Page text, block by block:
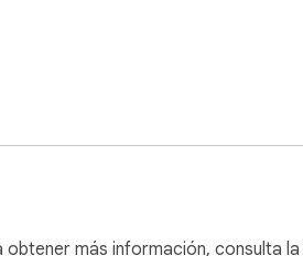
más información, consulta la